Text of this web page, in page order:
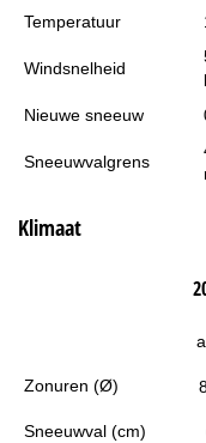
Temperatuur
Windsnelheid
Nieuwe sneeuw
Sneeuwvalgrens
Klimaat
Zonuren (Ø)
Sneeuwval (cm)